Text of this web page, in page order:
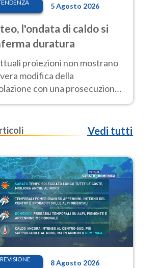
5 Agosto 2026
l'ondata di caldo si
duratura
proiezioni non mostrano
modifica della
con una prosecuzione
fuori scala per molti
Vedi tutti
8 Agosto 2026